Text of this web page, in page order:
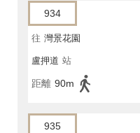
934
往 灣景花園
盧押道 站
距離 90m
935